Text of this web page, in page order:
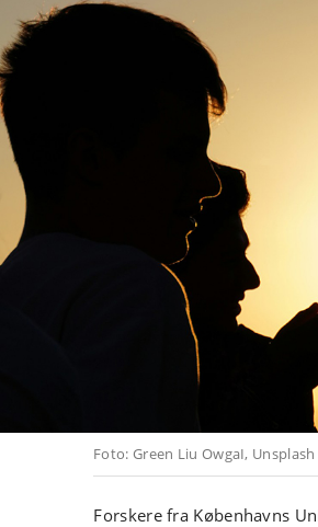
Foto: Green Liu OwgaI, Unsplash
Forskere fra Københavns